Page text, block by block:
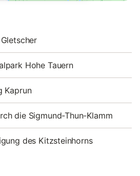
Hohe Tauern
Kaprun
die Sigmund-Thun-Klamm
des Kitzsteinhorns